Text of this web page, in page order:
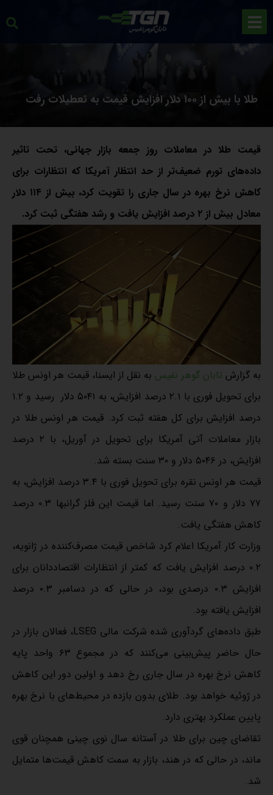
طلا با بیش از ۱۰۰ دلار افزایش قیمت به تعطیلات رفت
قیمت طلا در معاملات روز جمعه بازار جهانی، تحت تاثیر
داده‌های تورم ضعیف‌تر از حد انتظار آمریکا که انتظارات برای
کاهش نرخ بهره در سال جاری را تقویت کرد، بیش از ۱۱۴ دلار
معادل بیش از ۲ درصد افزایش یافت و رشد هفتگی ثبت کرد.
به گزارش تابان گوهر نفیس به نقل از ایسنا، قیمت هر اونس طلا
برای تحویل فوری با ۲.۱ درصد افزایش، به ۵۰۴۱ دلار رسید و ۱.۲
درصد افزایش برای کل هفته ثبت کرد. قیمت هر اونس طلا در
بازار معاملات آتی آمریکا برای تحویل در آوریل، با ۲ درصد
افزایش، در ۵۰۴۶ دلار و ۳۰ سنت بسته شد.
قیمت هر اونس نقره برای تحویل فوری با ۳.۴ درصد افزایش، به
۷۷ دلار و ۷۰ سنت رسید. اما قیمت این فلز گرانبها ۰.۳ درصد
کاهش هفتگی یافت.
وزارت کار آمریکا اعلام کرد شاخص قیمت مصرف‌کننده در ژانویه،
۰.۲ درصد افزایش یافت که کمتر از انتظارات اقتصاددانان برای
افزایش ۰.۳ درصدی بود، در حالی که در دسامبر ۰.۳ درصد
افزایش یافته بود.
طبق داده‌های گردآوری‌ شده شرکت مالی LSEG، فعالان بازار در
حال حاضر پیش‌بینی می‌کنند که در مجموع ۶۳ واحد پایه
کاهش نرخ بهره در سال جاری رخ دهد و اولین دور این کاهش
در ژوئیه خواهد بود. طلای بدون بازده در محیط‌های با نرخ بهره
پایین عملکرد بهتری دارد.
تقاضای چین برای طلا در آستانه سال نوی چینی همچنان قوی
ماند، در حالی که در هند، بازار به سمت کاهش قیمت‌ها متمایل
شد.